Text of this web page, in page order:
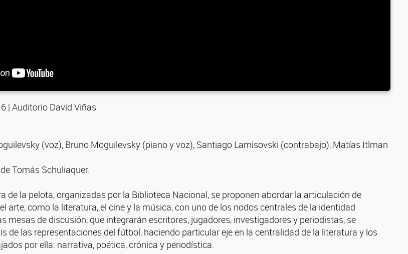
| Auditorio David Viñas
(voz), Bruno Moguilevsky (piano y voz), Santiago Lamisovski (contrabajo), Matías Itlman
Tomás Schuliaquer.
de la pelota, organizadas por la Biblioteca Nacional, se proponen abordar la articulación de
arte, como la literatura, el cine y la música, con uno de los nodos centrales de la identidad
mesas de discusión, que integrarán escritores, jugadores, investigadores y periodistas, se
de las representaciones del fútbol, haciendo particular eje en la centralidad de la literatura y los
por ella: narrativa, poética, crónica y periodística.